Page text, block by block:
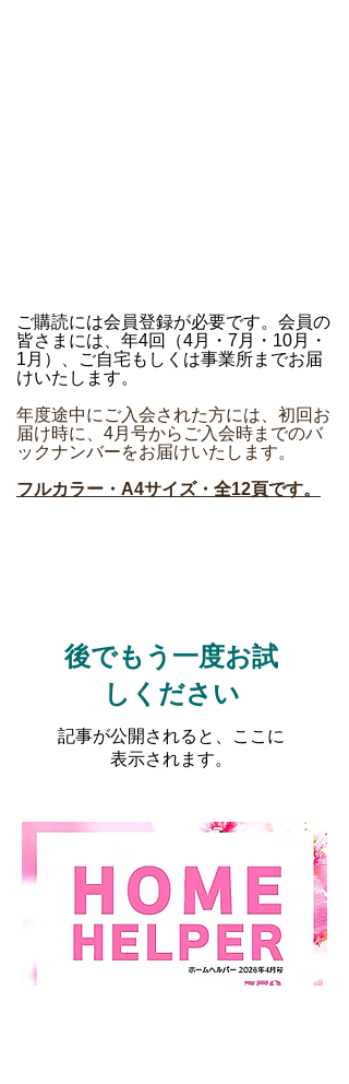
​ご購読には会員登録が必要です。会員の
皆さまには、年4回（4月・7月・10月・
1月）、ご自宅もしくは事業所までお届
けいたします。
年度途中にご入会された方には、初回お
届け時に、4月号からご入会時までのバ
ックナンバーをお届けいたします。
フルカラー・A4サイズ・全12頁です。
後でもう一度お試
しください
記事が公開されると、ここに
表示されます。